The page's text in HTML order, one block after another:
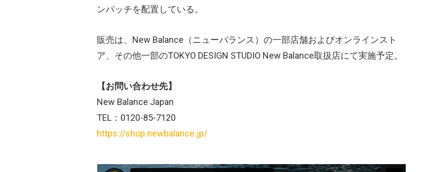
ンパッチを配置している。
販売は、New Balance（ニューバランス）の一部店舗およびオンラインスト
ア、その他一部のTOKYO DESIGN STUDIO New Balance取扱店にて実施予定。
【お問い合わせ先】
New Balance Japan
TEL：0120-85-7120
https://shop.newbalance.jp/